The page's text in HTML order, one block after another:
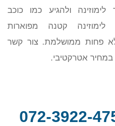
ולהגיע כמו כוכב
קטנה מפוארות
לא פחות ממושלמת. צור קשר
אטרקטיבי.